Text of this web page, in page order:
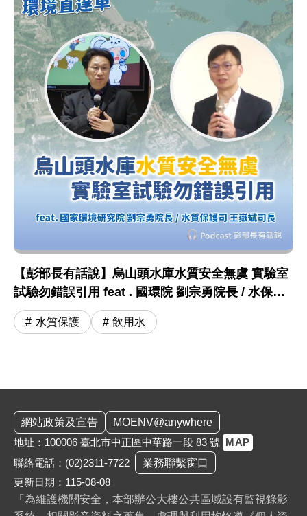
【彭部長有話說】烏山頭水庫水質安全無虞 實驗室
試驗勿錯誤引用 feat . 國環院 劉宗勇院長 / 水保司
王嶽斌司長
水質保護 飲用水
網站政策及宣告
MOENV@anywhere
地址：100006 臺北市中正區中華路一段 83 號 MAP
聯絡電話： (02)2311-7722
業務聯繫窗口
更新日期：115-08-08
「為維護機關安全，本部辦公大樓公共區域設有監視錄影